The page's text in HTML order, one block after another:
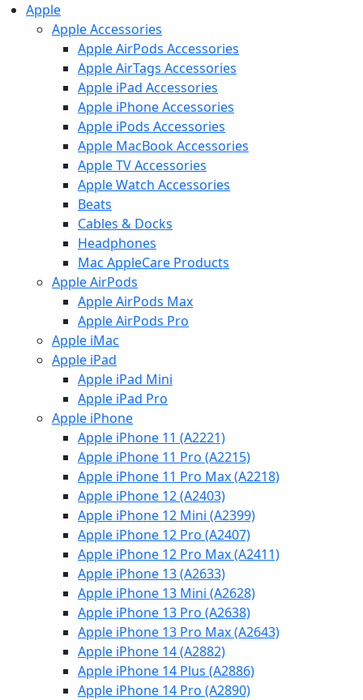
Apple
Apple Accessories
Apple AirPods Accessories
Apple AirTags Accessories
Apple iPad Accessories
Apple iPhone Accessories
Apple iPods Accessories
Apple MacBook Accessories
Apple TV Accessories
Apple Watch Accessories
Beats
Cables & Docks
Headphones
Mac AppleCare Products
Apple AirPods
Apple AirPods Max
Apple AirPods Pro
Apple iMac
Apple iPad
Apple iPad Mini
Apple iPad Pro
Apple iPhone
Apple iPhone 11 (A2221)
Apple iPhone 11 Pro (A2215)
Apple iPhone 11 Pro Max (A2218)
Apple iPhone 12 (A2403)
Apple iPhone 12 Mini (A2399)
Apple iPhone 12 Pro (A2407)
Apple iPhone 12 Pro Max (A2411)
Apple iPhone 13 (A2633)
Apple iPhone 13 Mini (A2628)
Apple iPhone 13 Pro (A2638)
Apple iPhone 13 Pro Max (A2643)
Apple iPhone 14 (A2882)
Apple iPhone 14 Plus (A2886)
Apple iPhone 14 Pro (A2890)